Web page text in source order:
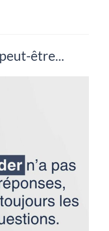
être...